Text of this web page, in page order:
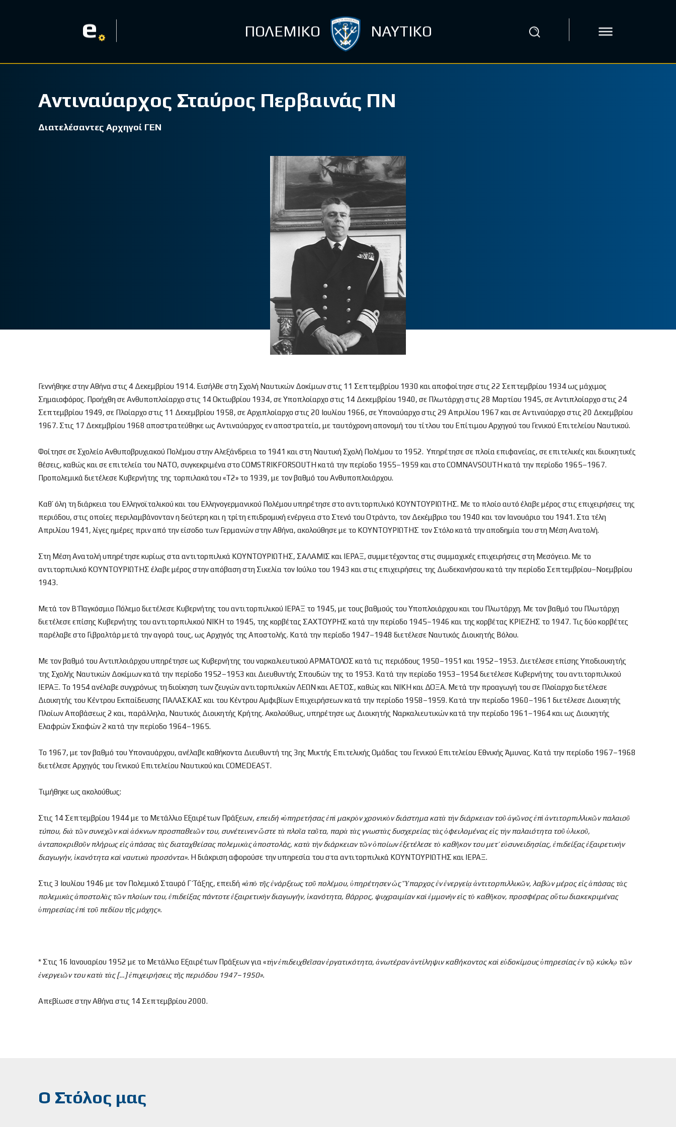
e ΠΟΛΕΜΙΚΟ ΝΑΥΤΙΚΟ
Αντιναύαρχος Σταύρος Περβαινάς ΠΝ
Διατελέσαντες Αρχηγοί ΓΕΝ
Γεννήθηκε στην Αθήνα στις 4 Δεκεμβρίου 1914. Εισήλθε στη Σχολή Ναυτικών Δοκίμων στις 11 Σεπτεμβρίου 1930 και αποφοίτησε στις 22 Σεπτεμβρίου 1934 ως μάχιμος
Σημαιοφόρος. Προήχθη σε Ανθυποπλοίαρχο στις 14 Οκτωβρίου 1934, σε Υποπλοίαρχο στις 14 Δεκεμβρίου 1940, σε Πλωτάρχη στις 28 Μαρτίου 1945, σε Αντιπλοίαρχο στις 24
Σεπτεμβρίου 1949, σε Πλοίαρχο στις 11 Δεκεμβρίου 1958, σε Αρχιπλοίαρχο στις 20 Ιουλίου 1966, σε Υποναύαρχο στις 29 Απριλίου 1967 και σε Αντιναύαρχο στις 20 Δεκεμβρίου
1967. Στις 17 Δεκεμβρίου 1968 αποστρατεύθηκε ως Αντιναύαρχος εν αποστρατεία, με ταυτόχρονη απονομή του τίτλου του Επίτιμου Αρχηγού του Γενικού Επιτελείου Ναυτικού.
Φοίτησε σε Σχολείο Ανθυποβρυχιακού Πολέμου στην Αλεξάνδρεια το 1941 και στη Ναυτική Σχολή Πολέμου το 1952. Υπηρέτησε σε πλοία επιφανείας, σε επιτελικές και διοικητικές
θέσεις, καθώς και σε επιτελεία του ΝΑΤΟ, συγκεκριμένα στο COMSTRIKFORSOUTH κατά την περίοδο 1955–1959 και στο COMNAVSOUTH κατά την περίοδο 1965–1967.
Προπολεμικά διετέλεσε Κυβερνήτης της τορπιλακάτου «Τ2» το 1939, με τον βαθμό του Ανθυποπλοιάρχου.
Καθ’ όλη τη διάρκεια του Ελληνοϊταλικού και του Ελληνογερμανικού Πολέμου υπηρέτησε στο αντιτορπιλικό ΚΟΥΝΤΟΥΡΙΩΤΗΣ. Με το πλοίο αυτό έλαβε μέρος στις επιχειρήσεις της
περιόδου, στις οποίες περιλαμβάνονταν η δεύτερη και η τρίτη επιδρομική ενέργεια στο Στενό του Οτράντο, τον Δεκέμβριο του 1940 και τον Ιανουάριο του 1941. Στα τέλη
Απριλίου 1941, λίγες ημέρες πριν από την είσοδο των Γερμανών στην Αθήνα, ακολούθησε με το ΚΟΥΝΤΟΥΡΙΩΤΗΣ τον Στόλο κατά την αποδημία του στη Μέση Ανατολή.
Στη Μέση Ανατολή υπηρέτησε κυρίως στα αντιτορπιλικά ΚΟΥΝΤΟΥΡΙΩΤΗΣ, ΣΑΛΑΜΙΣ και ΙΕΡΑΞ, συμμετέχοντας στις συμμαχικές επιχειρήσεις στη Μεσόγειο. Με το
αντιτορπιλικό ΚΟΥΝΤΟΥΡΙΩΤΗΣ έλαβε μέρος στην απόβαση στη Σικελία τον Ιούλιο του 1943 και στις επιχειρήσεις της Δωδεκανήσου κατά την περίοδο Σεπτεμβρίου–Νοεμβρίου
1943.
Μετά τον Β΄ Παγκόσμιο Πόλεμο διετέλεσε Κυβερνήτης του αντιτορπιλικού ΙΕΡΑΞ το 1945, με τους βαθμούς του Υποπλοιάρχου και του Πλωτάρχη. Με τον βαθμό του Πλωτάρχη
διετέλεσε επίσης Κυβερνήτης του αντιτορπιλικού ΝΙΚΗ το 1945, της κορβέτας ΣΑΧΤΟΥΡΗΣ κατά την περίοδο 1945–1946 και της κορβέτας ΚΡΙΕΖΗΣ το 1947. Τις δύο κορβέτες
παρέλαβε στο Γιβραλτάρ μετά την αγορά τους, ως Αρχηγός της Αποστολής. Κατά την περίοδο 1947–1948 διετέλεσε Ναυτικός Διοικητής Βόλου.
Με τον βαθμό του Αντιπλοιάρχου υπηρέτησε ως Κυβερνήτης του ναρκαλιευτικού ΑΡΜΑΤΟΛΟΣ κατά τις περιόδους 1950–1951 και 1952–1953. Διετέλεσε επίσης Υποδιοικητής
της Σχολής Ναυτικών Δοκίμων κατά την περίοδο 1952–1953 και Διευθυντής Σπουδών της το 1953. Κατά την περίοδο 1953–1954 διετέλεσε Κυβερνήτης του αντιτορπιλικού
ΙΕΡΑΞ. Το 1954 ανέλαβε συγχρόνως τη διοίκηση των ζευγών αντιτορπιλικών ΛΕΩΝ και ΑΕΤΟΣ, καθώς και ΝΙΚΗ και ΔΟΞΑ. Μετά την προαγωγή του σε Πλοίαρχο διετέλεσε
Διοικητής του Κέντρου Εκπαίδευσης ΠΑΛΑΣΚΑΣ και του Κέντρου Αμφιβίων Επιχειρήσεων κατά την περίοδο 1958–1959. Κατά την περίοδο 1960–1961 διετέλεσε Διοικητής
Πλοίων Αποβάσεως 2 και, παράλληλα, Ναυτικός Διοικητής Κρήτης. Ακολούθως, υπηρέτησε ως Διοικητής Ναρκαλιευτικών κατά την περίοδο 1961–1964 και ως Διοικητής
Ελαφρών Σκαφών 2 κατά την περίοδο 1964–1965.
Το 1967, με τον βαθμό του Υποναυάρχου, ανέλαβε καθήκοντα Διευθυντή της 3ης Μικτής Επιτελικής Ομάδας του Γενικού Επιτελείου Εθνικής Άμυνας. Κατά την περίοδο 1967–1968
διετέλεσε Αρχηγός του Γενικού Επιτελείου Ναυτικού και COMEDEAST.
Τιμήθηκε ως ακολούθως:
Στις 14 Σεπτεμβρίου 1944 με το Μετάλλιο Εξαιρέτων Πράξεων, επειδή «ὑπηρετήσαςἐπὶ μακρὸν χρονικὸν διάστημα κατὰ τὴν διάρκειαν τοῦἀγῶνοςἐπὶἀντιτορπιλλικῶν παλαιοῦ
τύπου, διὰ τῶν συνεχῶν καὶἀόκνων προσπαθειῶν του, συνέτεινενὥστε τὰ πλοῖα ταῦτα, παρὰ τὰς γνωστὰς δυσχερείας τὰςὀφειλομένας εἰς τὴν παλαιότητα τοῦὑλικοῦ,
ἀνταποκριθοῦν πλήρως εἰςἁπάσας τὰς διαταχθείσας πολεμικὰςἀποστολάς, κατὰ τὴν διάρκειαν τῶνὁποίωνἐξετέλεσε τὸ καθῆκον του μετ’ εὐσυνειδησίας, ἐπιδείξαςἐξαιρετικὴν
διαγωγήν, ἱκανότητα καὶ ναυτικὰ προσόντα». Η διάκριση αφορούσε την υπηρεσία του στα αντιτορπιλικά ΚΟΥΝΤΟΥΡΙΩΤΗΣ και ΙΕΡΑΞ.
Στις 3 Ιουλίου 1946 με τον Πολεμικό Σταυρό Γ΄ Τάξης, επειδή «ἀπὸ τῆςἐνάρξεως τοῦ πολέμου, ὑπηρέτησενὡςὝπαρχοςἐνἐνεργείᾳἀντιτορπιλλικῶν, λαβὼν μέρος εἰςἁπάσας τὰς
πολεμικὰςἀποστολὰς τῶν πλοίων του, ἐπιδείξας πάντοτεἐξαιρετικὴν διαγωγήν, ἱκανότητα, θάρρος, ψυχραιμίαν καὶἐμμονὴν εἰς τὸ καθῆκον, προσφέρας οὕτω διακεκριμένας
ὑπηρεσίαςἐπὶ τοῦ πεδίου τῆς μάχης».
* Στις 16 Ιανουαρίου 1952 με το Μετάλλιο Εξαιρέτων Πράξεων για «τὴνἐπιδειχθεῖσανἐργατικότητα, ἀνωτέρανἀντίληψιν καθήκοντος καὶ εὐδοκίμουςὑπηρεσίαςἐν τῷ κύκλῳ τῶν
ἐνεργειῶν του κατὰ τὰς […]ἐπιχειρήσεις τῆς περιόδου 1947–1950».
Απεβίωσε στην Αθήνα στις 14 Σεπτεμβρίου 2000.
Ο Στόλος μας